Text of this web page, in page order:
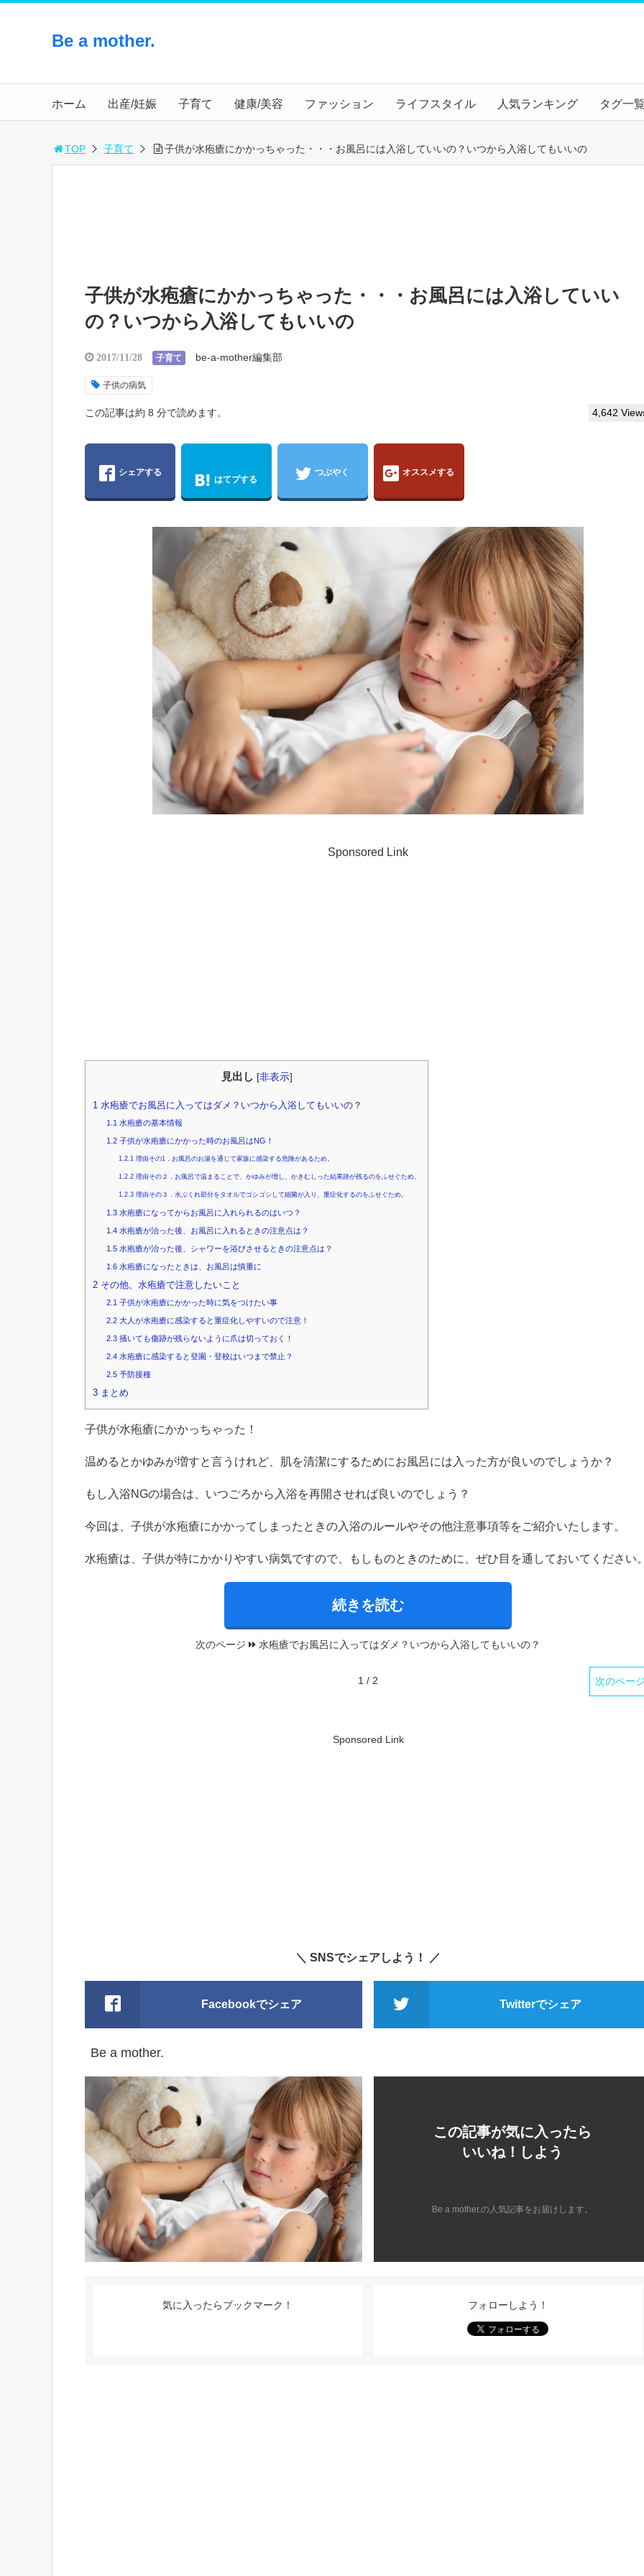
Be a mother.
ホーム 出産/妊娠 子育て 健康/美容 ファッション ライフスタイル 人気ランキング タグ一
TOP 子育て 子供が水疱瘡にかかっちゃった・・・お風呂には入浴していいの？いつから入浴してもいいの
子供が水疱瘡にかかっちゃった・・・お風呂には入浴していい
の？いつから入浴してもいいの
2017/11/28 子育て be-a-mother編集部
子供の病気
この記事は約 8 分で読めます。 4,642
シェアする
はてブする
つぶやく オススメする
Sponsored Link
見出し [非表示]
1 水疱瘡でお風呂に入ってはダメ？いつから入浴してもいいの？
1.1 水疱瘡の基本情報
1.2 子供が水疱瘡にかかった時のお風呂はNG！
1.2.1理由その1．お風呂のお湯を通じて家族に感染する危険があるため。
1.2.2理由その２．お風呂で温まることで、かゆみが増し、かきむしった結果跡が残るのをふせぐため。
1.2.3理由その３．水ぶくれ部分をタオルでゴシゴシして細菌が入り、重症化するのをふせぐため。
1.3 水疱瘡になってからお風呂に入れられるのはいつ？
1.4 水疱瘡が治った後、お風呂に入れるときの注意点は？
1.5 水疱瘡が治った後、シャワーを浴びさせるときの注意点は？
1.6 水疱瘡になったときは、お風呂は慎重に
2 その他、水疱瘡で注意したいこと
2.1 子供が水疱瘡にかかった時に気をつけたい事
2.2 大人が水疱瘡に感染すると重症化しやすいので注意！
2.3 掻いても傷跡が残らないように爪は切っておく！
2.4 水疱瘡に感染すると登園・登校はいつまで禁止？
2.5 予防接種
3 まとめ
子供が水疱瘡にかかっちゃった！
温めるとかゆみが増すと言うけれど、肌を清潔にするためにお風呂には入った方が良いのでしょうか？
もし入浴NGの場合は、いつごろから入浴を再開させれば良いのでしょう？
今回は、子供が水疱瘡にかかってしまったときの入浴のルールやその他注意事項等をご紹介いたします。
水疱瘡は、子供が特にかかりやすい病気ですので、もしものときのために、ぜひ目を通しておいてください
続きを読む
次のページ 水疱瘡でお風呂に入ってはダメ？いつから入浴してもいいの？
1 / 2 次のペー
Sponsored Link
＼ SNSでシェアしよう！ ／
Facebookでシェア Twitterでシェア
Be a mother.
この記事が気に入ったら
いいね！しよう
Be a mother.の人気記事をお届けします。
気に入ったらブックマーク！ フォローしよう！